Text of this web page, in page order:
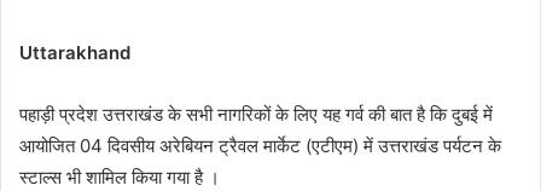
Uttarakhand
पहाड़ी प्रदेश उत्तराखंड के सभी नागरिकों के लिए यह गर्व की बात है कि दुबई में
आयोजित 04 दिवसीय अरेबियन ट्रैवल मार्केट (एटीएम) में उत्तराखंड पर्यटन के
स्टाल्स भी शामिल किया गया है ।